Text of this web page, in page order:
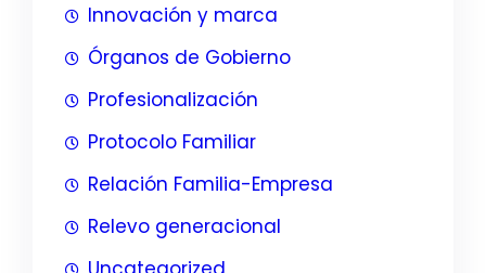
Innovación y marca
Órganos de Gobierno
Profesionalización
Protocolo Familiar
Relación Familia-Empresa
Relevo generacional